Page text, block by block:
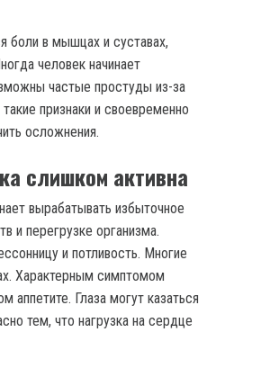
боли в мышцах и суставах,
человек начинает
частые простуды из-за
признаки и своевременно
осложнения.
слишком активна
вырабатывать избыточное
и перегрузке организма.
и потливость. Многие
Характерным симптомом
Глаза могут казаться
тем, что нагрузка на сердце